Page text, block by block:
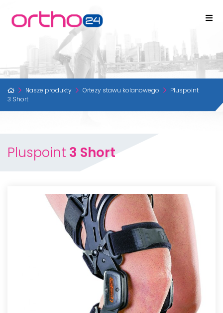
Nasze produkty Ortezy stawu kolanowego
Pluspoint
3 Short
Pluspoint 3 Short